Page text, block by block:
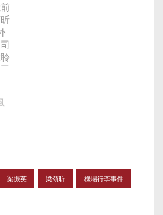
人梁振英 梁頌昕 機場行李事件